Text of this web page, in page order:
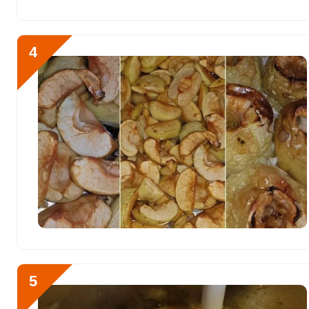
Рубидий
Селен 3 мкг
Фтор 140 мкг
Хром 40 мкг
Цинк 1.5 мг
Бор 2450 мкг
Ванадий 40 мкг
4
5